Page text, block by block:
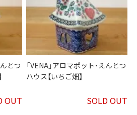
とつ
OUT
「VENA」アロマポット・えんとつ
ハウス【いちご畑】
SOLD OUT